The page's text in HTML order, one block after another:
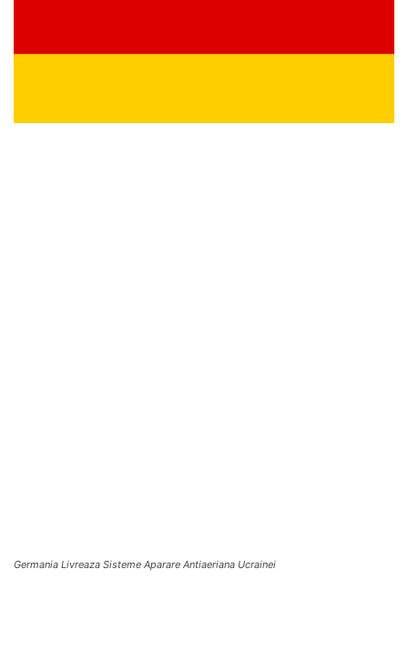
Germania Livreaza Sisteme Aparare Antiaeriana Ucrainei